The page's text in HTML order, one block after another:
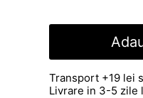
Transport +19 lei
Livrare in 3-5 zile